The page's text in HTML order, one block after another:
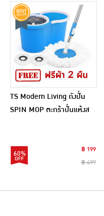
TS Modern Living ถังปั่น
SPIN MOP ตะกร้าปั่นแห้งส
60%
฿ 199
฿ 499